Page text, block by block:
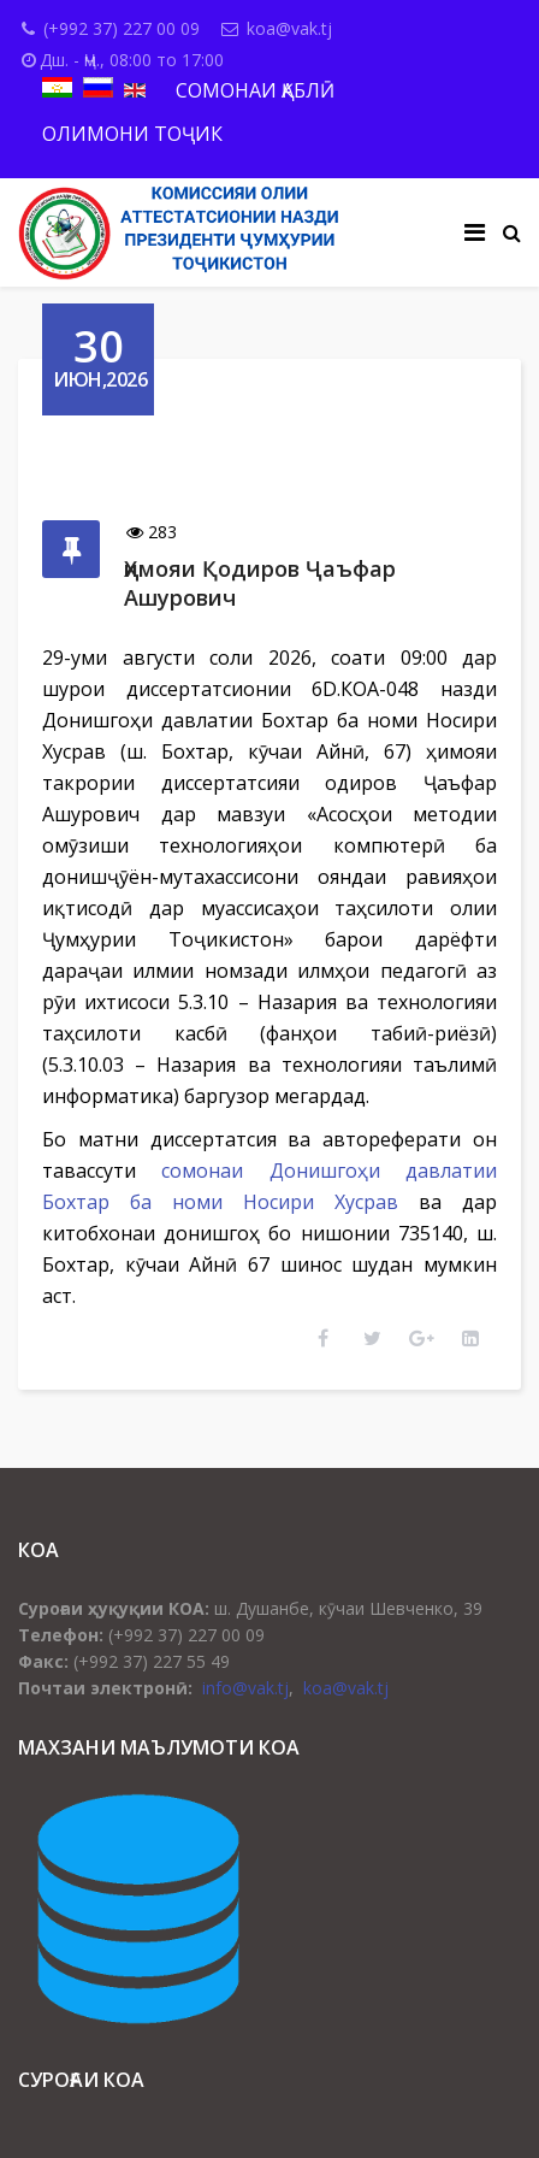
(+992 37) 227 00 09
koa@vak.tj
Дш. - Ҷм., 08:00 то 17:00
СОМОНАИ ҚАБЛӢ
ОЛИМОНИ ТОҶИК
30
ИЮН,2026
283
Ҳимояи Қодиров Ҷаъфар
Ашурович
29-уми августи соли 2026, соати 09:00 дар
шурои диссертатсионии 6D.КОА-048 назди
Донишгоҳи давлатии Бохтар ба номи Носири
Хусрав (ш. Бохтар, кӯчаи Айнӣ, 67) ҳимояи
такрории диссертатсияи Қодиров Ҷаъфар
Ашурович дар мавзуи «Асосҳои методии
омӯзиши технологияҳои компютерӣ ба
донишҷӯён-мутахассисони ояндаи равияҳои
иқтисодӣ дар муассисаҳои таҳсилоти олии
Ҷумҳурии Тоҷикистон» барои дарёфти
дараҷаи илмии номзади илмҳои педагогӣ аз
рӯи ихтисоси 5.3.10 – Назария ва технологияи
таҳсилоти касбӣ (фанҳои табиӣ-риёзӣ)
(5.3.10.03 – Назария ва технологияи таълимӣ
информатика) баргузор мегардад.
Бо матни диссертатсия ва автореферати он
тавассутисомонаи Донишгоҳи давлатии
Бохтар ба номи Носири Хусрав ва дар
китобхонаи донишгоҳ бо нишонии 735140, ш.
Бохтар, кӯчаи Айнӣ 67 шинос шудан мумкин
аст.
КОА
Суроғаи ҳуқуқии КОА: ш. Душанбе, кӯчаи Шевченко, 39
Телефон: (+992 37) 227 00 09
Факс: (+992 37) 227 55 49
Почтаи электронӣ: info@vak.tj, koa@vak.tj
МАХЗАНИ МАЪЛУМОТИ КОА
СУРОҒАИ КОА